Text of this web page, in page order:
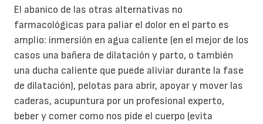
El abanico de las otras alternativas no
farmacológicas para paliar el dolor en el parto es
amplio: inmersión en agua caliente (en el mejor de los
casos una bañera de dilatación y parto, o también
una ducha caliente que puede aliviar durante la fase
de dilatación), pelotas para abrir, apoyar y mover las
caderas, acupuntura por un profesional experto,
beber y comer como nos pide el cuerpo (evita